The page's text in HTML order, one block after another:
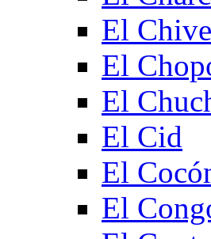
El Chive
El
El
El Cid
El
El